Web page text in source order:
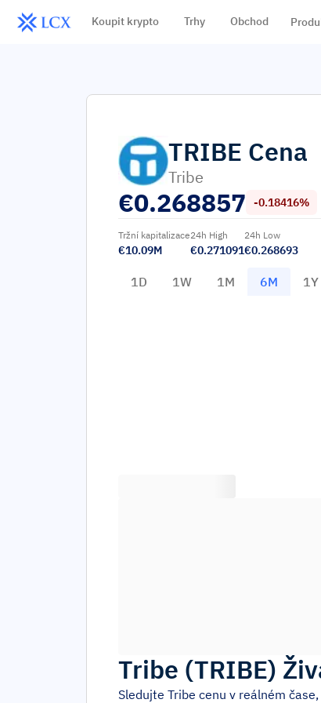
Koupit krypto Trhy Obchod
TRIBE Cena
Tribe
€0.268857 -0.18416%
Tržní kapitalizace
€10.09M
24h High
€0.271091
24h Low
€0.268693
1D 1W 1M 6M 1Y
Tribe (TRIBE)
Sledujte Tribe cenu v reálném